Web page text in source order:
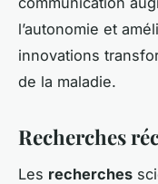
l’autonomie et
innovations
de la maladie.
Recherches
Les recherches